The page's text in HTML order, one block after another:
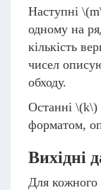
Наступні
одному на
кількість
чисел
обходу.
Останні \(k\)
форматом,
Вихідні
Для кожного